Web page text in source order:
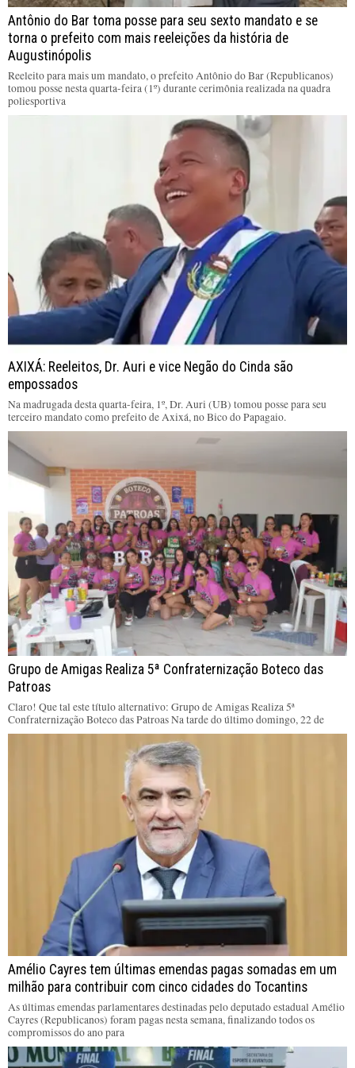
Antônio do Bar toma posse para seu sexto mandato e se
torna o prefeito com mais reeleições da história de
Augustinópolis
Reeleito para mais um mandato, o prefeito Antônio do Bar (Republicanos)
tomou posse nesta quarta-feira (1º) durante cerimônia realizada na quadra
poliesportiva
AXIXÁ: Reeleitos, Dr. Auri e vice Negão do Cinda são
empossados
Na madrugada desta quarta-feira, 1º, Dr. Auri (UB) tomou posse para seu
terceiro mandato como prefeito de Axixá, no Bico do Papagaio.
Grupo de Amigas Realiza 5ª Confraternização Boteco das
Patroas
Claro! Que tal este título alternativo: Grupo de Amigas Realiza 5ª
Confraternização Boteco das Patroas Na tarde do último domingo, 22 de
Amélio Cayres tem últimas emendas pagas somadas em um
milhão para contribuir com cinco cidades do Tocantins
As últimas emendas parlamentares destinadas pelo deputado estadual Amélio
Cayres (Republicanos) foram pagas nesta semana, finalizando todos os
compromissos do ano para